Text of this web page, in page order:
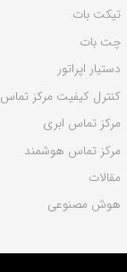
تیکت بات
چت بات
دستیار اپراتور
کنترل کیفیت مرکز تماس
مرکز تماس ابری
مرکز تماس هوشمند
مقالات
هوش مصنوعی